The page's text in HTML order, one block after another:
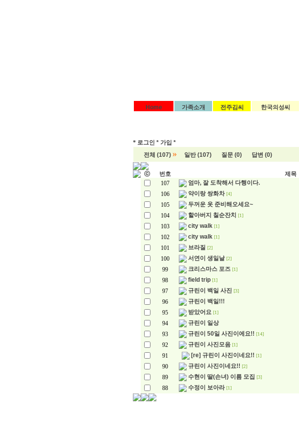
Home 가족소개 전주김씨 한국의성씨
* 로그인 * 가입 *
전체 (107) » 일반 (107) 질문 (0) 답변 (0)
ⓒ 번호 제목
107
엄마, 잘 도착해서 다행이다.
106
약이랑 쌍화차 [4]
105
두꺼운 옷 준비해오세요~
104
할아버지 칠순잔치 [1]
103
city walk [1]
102
city walk [1]
101
브라질 [2]
100
서연이 생일날 [2]
99
크리스마스 포즈 [1]
98
field trip [1]
97
규린이 백일 사진 [3]
96
규린이 백일!!!
95
받았어요 [1]
94
규린이 일상
93
규린이 50일 사진이에요!! [14]
92
규린이 사진모음 [1]
91
[re] 규린이 사진이네요!! [1]
90
규린이 사진이네요!! [2]
89
수현이 딸(손녀) 이름 모집 [3]
88
수정이 보아라 [1]